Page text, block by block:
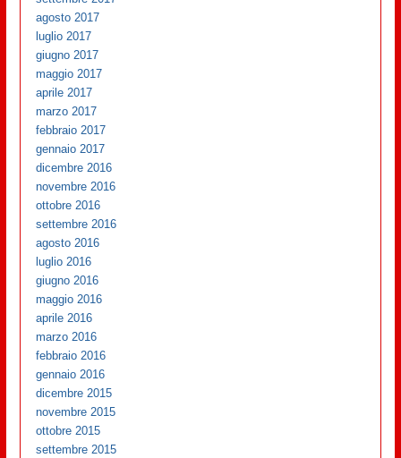
agosto 2017
luglio 2017
giugno 2017
maggio 2017
aprile 2017
marzo 2017
febbraio 2017
gennaio 2017
dicembre 2016
novembre 2016
ottobre 2016
settembre 2016
agosto 2016
luglio 2016
giugno 2016
maggio 2016
aprile 2016
marzo 2016
febbraio 2016
gennaio 2016
dicembre 2015
novembre 2015
ottobre 2015
settembre 2015